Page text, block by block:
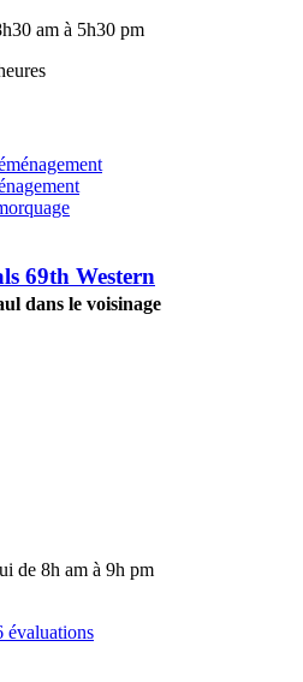
am à 5h30 pm
69th Western
dans le voisinage
de 8h am à 9h pm
évaluations